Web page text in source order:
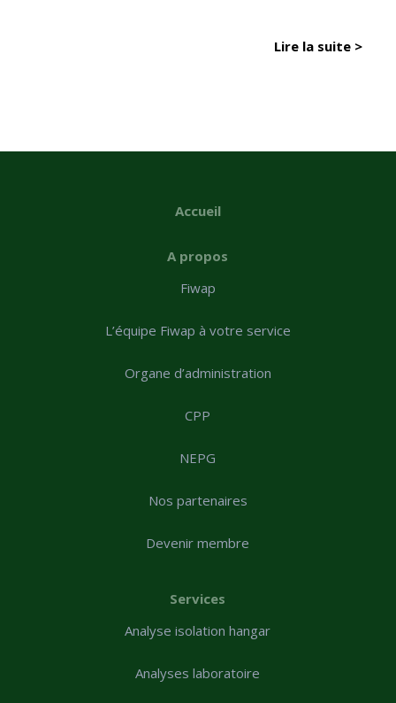
Lire la suite >
Accueil
A propos
Fiwap
L’équipe Fiwap à votre service
Organe d’administration
CPP
NEPG
Nos partenaires
Devenir membre
Services
Analyse isolation hangar
Analyses laboratoire